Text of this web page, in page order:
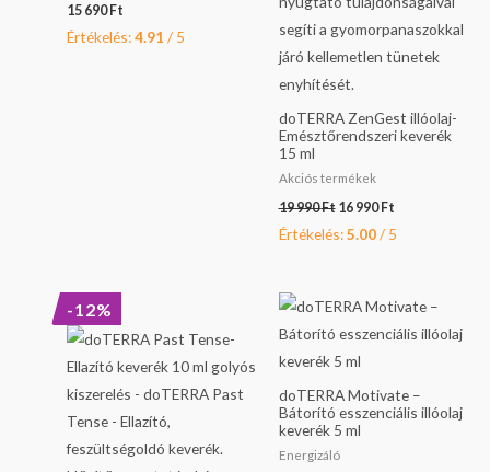
15 690 Ft
Értékelés:4.91 / 5
doTERRA ZenGest illóolaj-
Emésztőrendszeri keverék
15 ml
Akciós termékek
19 990Ft 16 990 Ft
Értékelés:5.00/ 5
-12%
was:
790 Ft.
is:
490 Ft.
doTERRA Motivate –
Bátorító esszenciális illóolaj
keverék 5 ml
Energizáló